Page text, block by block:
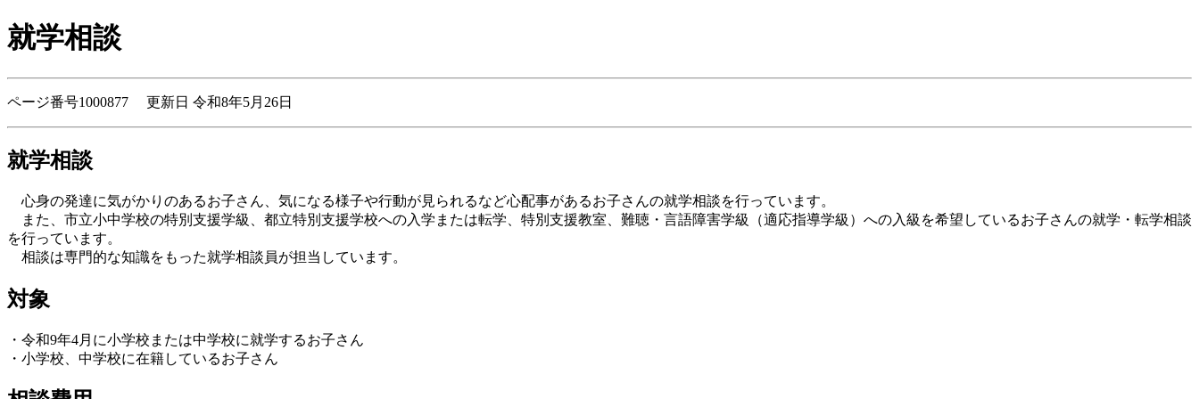
就学相談
ページ番号1000877 更新日 令和8年5月26日
就学相談
心身の発達に気がかりのあるお子さん、気になる様子や行動が見られるなど心配事があるお子さんの就学相談を行っています。
また、市立小中学校の特別支援学級、都立特別支援学校への入学または転学、特別支援教室、難聴・言語障害学級（適応指導学級）への入級を希望しているお子さんの就学・転学相談
を行っています。
相談は専門的な知識をもった就学相談員が担当しています。
対象
・令和9年4月に小学校または中学校に就学するお子さん
・小学校、中学校に在籍しているお子さん